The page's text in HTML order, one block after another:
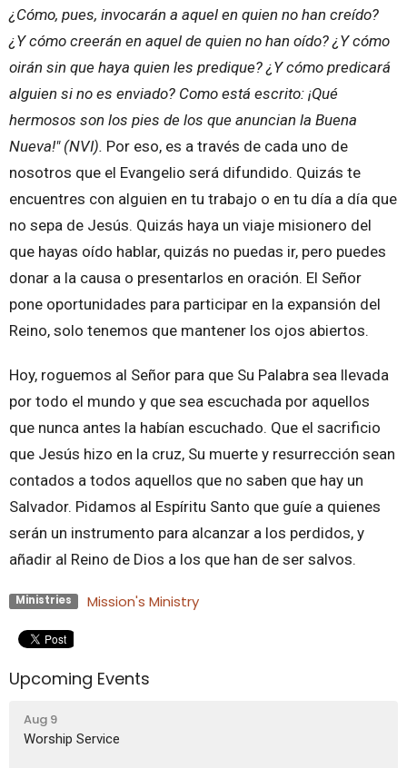
¿Cómo, pues, invocarán a aquel en quien no han creído?
¿Y cómo creerán en aquel de quien no han oído? ¿Y cómo
oirán sin que haya quien les predique? ¿Y cómo predicará
alguien si no es enviado? Como está escrito: ¡Qué
hermosos son los pies de los que anuncian la Buena
Nueva!" (NVI). Por eso, es a través de cada uno de
nosotros que el Evangelio será difundido. Quizás te
encuentres con alguien en tu trabajo o en tu día a día que
no sepa de Jesús. Quizás haya un viaje misionero del
que hayas oído hablar, quizás no puedas ir, pero puedes
donar a la causa o presentarlos en oración. El Señor
pone oportunidades para participar en la expansión del
Reino, solo tenemos que mantener los ojos abiertos.
Hoy, roguemos al Señor para que Su Palabra sea llevada
por todo el mundo y que sea escuchada por aquellos
que nunca antes la habían escuchado. Que el sacrificio
que Jesús hizo en la cruz, Su muerte y resurrección sean
contados a todos aquellos que no saben que hay un
Salvador. Pidamos al Espíritu Santo que guíe a quienes
serán un instrumento para alcanzar a los perdidos, y
añadir al Reino de Dios a los que han de ser salvos.
Ministries Mission's Ministry
Upcoming Events
Aug 9
Worship Service